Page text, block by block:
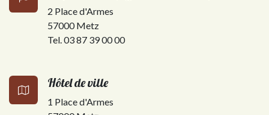
2 Place d'Armes
57000 Metz
Tel. 03 87 39 00 00
Hôtel de ville
1 Place d'Armes